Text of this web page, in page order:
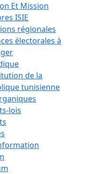
Et Mission
ISIE
régionales
électorales à
de la
tunisienne
lois